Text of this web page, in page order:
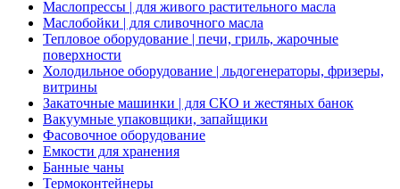
Маслопрессы | для живого растительного масла
Маслобойки | для сливочного масла
Тепловое оборудование | печи, гриль, жарочные
поверхности
Холодильное оборудование | льдогенераторы, фризеры,
витрины
Закаточные машинки | для СКО и жестяных банок
Вакуумные упаковщики, запайщики
Фасовочное оборудование
Емкости для хранения
Банные чаны
Термоконтейнеры